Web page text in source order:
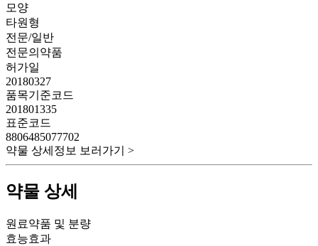
모양
타원형
전문/일반
전문의약품
허가일
20180327
품목기준코드
201801335
표준코드
8806485077702
약물 상세정보 보러가기 >
약물 상세
원료약품 및 분량
효능효과